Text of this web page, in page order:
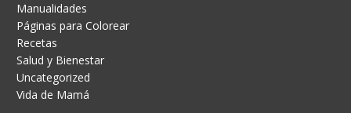
Manualidades
Páginas para Colorear
Recetas
Salud y Bienestar
Uncategorized
Vida de Mamá